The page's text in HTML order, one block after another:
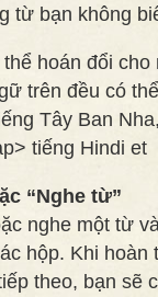
từ bạn không
hoán đổi
trên đều có
Tây Ban
tiếng Hindi et
“Nghe từ”
nghe một từ
hộp. Khi hoàn
theo, bạn sẽ